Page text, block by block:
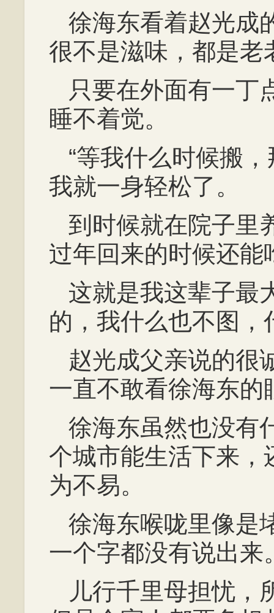
徐海东看着赵光成
很不是滋味，都是老
只要在外面有一丁
睡不着觉。
“等我什么时候搬
我就一身轻松了。
到时候就在院子里
过年回来的时候还能
这就是我这辈子最
的，我什么也不图，
赵光成父亲说的很
一直不敢看徐海东的
徐海东虽然也没有
个城市能生活下来，
为不易。
徐海东喉咙里像是
一个字都没有说出来
儿行千里母担忧，